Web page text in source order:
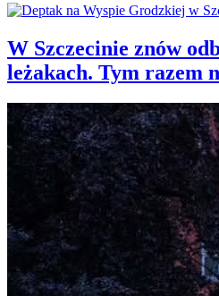
W Szczecinie znów
leżakach. Tym razem